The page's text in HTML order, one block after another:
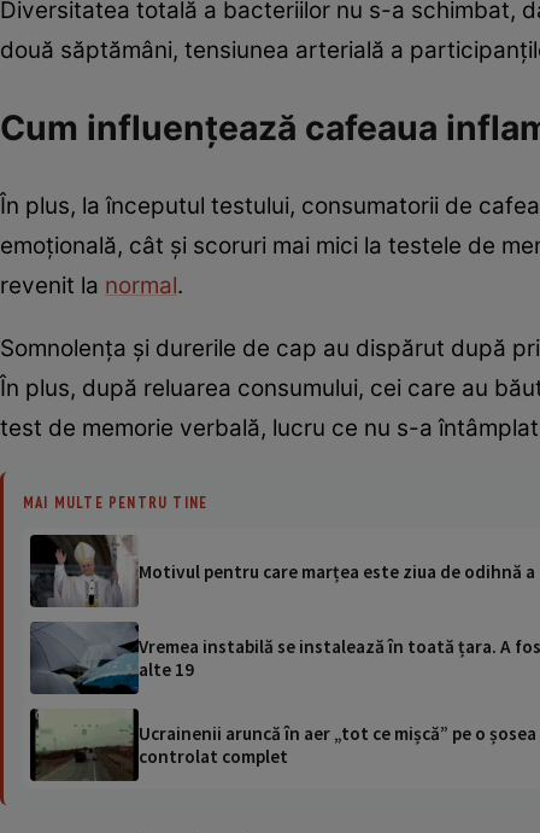
Diversitatea totală a bacteriilor nu s-a schimbat,
două săptămâni, tensiunea arterială a
Cum influențează cafeaua
În plus, la începutul testului, consumatorii de
emoțională, cât și scoruri mai mici la testele de
revenit la normal.
Somnolența și durerile de cap au dispărut după
În plus, după reluarea consumului, cei care au
test de memorie verbală, lucru ce nu s-a
MAI MULTE PENTRU TINE
Motivul pentru care marțea este ziua de odihnă
Vremea instabilă se instalează în toată țara. A
alte 19
Ucrainenii aruncă în aer „tot ce mișcă” pe o
controlat complet